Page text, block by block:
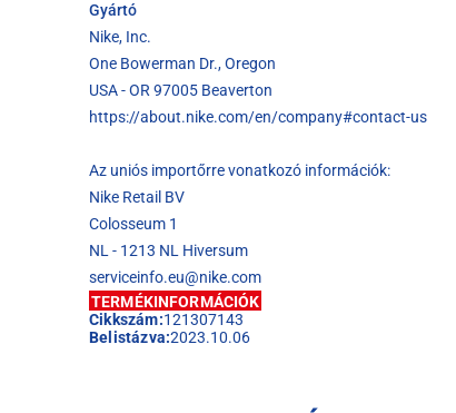
Gyártó
Nike, Inc.
One Bowerman Dr., Oregon
USA - OR 97005 Beaverton
https://about.nike.com/en/company#contact-us
Az uniós importőrre vonatkozó információk:
Nike Retail BV
Colosseum 1
NL - 1213 NL Hiversum
serviceinfo.eu@nike.com
TERMÉKINFORMÁCIÓK
Cikkszám:121307143
Belistázva:2023.10.06